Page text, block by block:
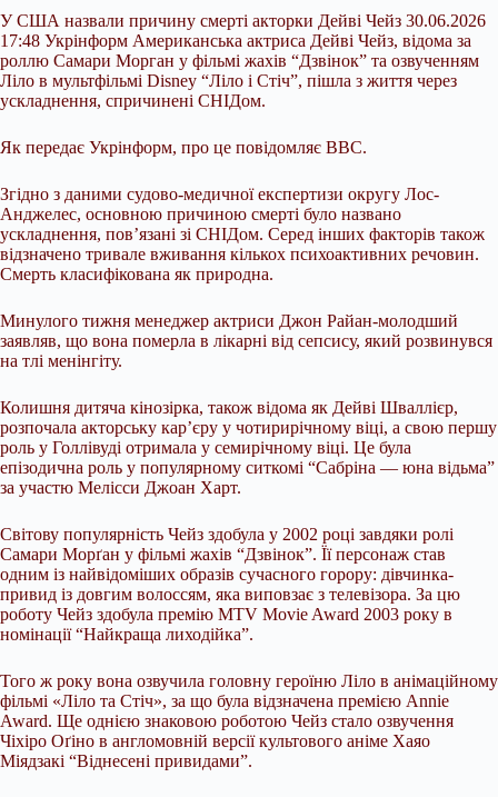
У США назвали причину смерті акторки Дейві Чейз 30.06.2026
17:48 Укрінформ Американська актриса Дейві Чейз, відома за
роллю Самари Морган у фільмі жахів “Дзвінок” та озвученням
Ліло в мультфільмі Disney “Ліло і Стіч”, пішла з життя через
ускладнення, спричинені СНІДом.
Як передає Укрінформ, про це повідомляє BBC.
Згідно з даними судово-медичної експертизи округу Лос-
Анджелес, основною причиною смерті було названо
ускладнення, пов’язані зі СНІДом. Серед інших факторів також
відзначено тривале вживання кількох психоактивних речовин.
Смерть класифікована як природна.
Минулого тижня менеджер актриси Джон Райан-молодший
заявляв, що вона померла в лікарні від сепсису, який розвинувся
на тлі менінгіту.
Колишня дитяча кінозірка, також відома як Дейві Шваллієр,
розпочала акторську кар’єру у чотирирічному віці, а свою першу
роль у Голлівуді отримала у семирічному віці. Це була
епізодична роль у популярному ситкомі “Сабріна — юна відьма”
за участю Мелісси Джоан Харт.
Світову популярність Чейз здобула у 2002 році завдяки ролі
Самари Морґан у фільмі жахів “Дзвінок”. Її персонаж став
одним із найвідоміших образів сучасного горору: дівчинка-
привид із довгим волоссям, яка виповзає з телевізора. За цю
роботу Чейз здобула премію MTV Movie Award 2003 року в
номінації “Найкраща лиходійка”.
Того ж року вона озвучила головну героїню Ліло в анімаційному
фільмі «Ліло та Стіч», за що була відзначена премією Annie
Award. Ще однією знаковою роботою Чейз стало озвучення
Чіхіро Оґіно в англомовній версії культового аніме Хаяо
Міядзакі “Віднесені привидами”.